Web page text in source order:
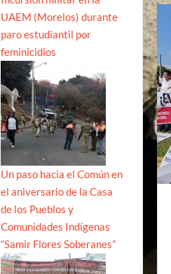
UAEM (Morelos) durante
paro estudiantil por
feminicidios
Un paso hacia el Común en
el aniversario de la Casa
de los Pueblos y
Comunidades Indígenas
“Samir Flores Soberanes”